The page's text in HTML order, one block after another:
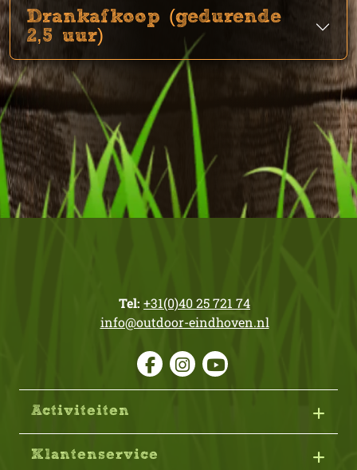
Drankafkoop (gedurende
2,5 uur)
Tel: +31(0)40 25 721 74
info@outdoor-eindhoven.nl
Activiteiten
Klantenservice